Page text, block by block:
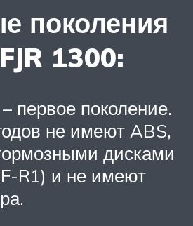
поколения
1300:
первое поколение.
не имеют ABS,
дисками
R1) и не имеют